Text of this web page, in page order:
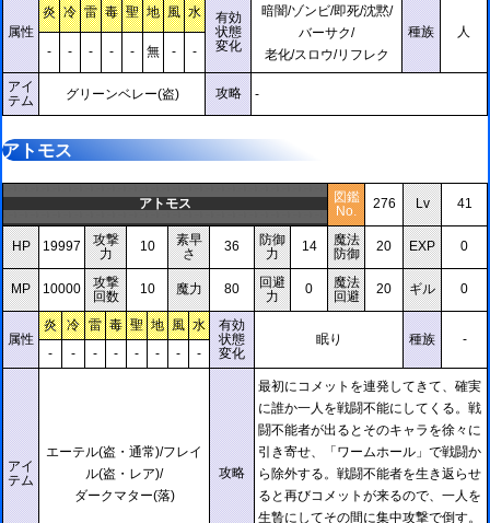
属性
炎 冷 雷 毒 聖 地 風 水
有効
状態
変化
暗闇/ゾンビ/即死/沈黙/
バーサク/
老化/スロウ/リフレク
種族
人
-
- - - - 無 - -
アイ
テム
グリーンベレー(盗) 攻略 -
アトモス
アトモス
図鑑
No.
276 Lv 41
HP 19997
攻撃
力
10
素早
さ
36
防御
力
14
魔法
防御
20 EXP 0
MP 10000
攻撃
回数
10 魔力 80
回避
力
0
魔法
回避
20 ギル 0
属性
炎 冷 雷 毒 聖 地 風 水
有効
状態
変化
眠り 種族
-
-
- - - - - - -
アイ
テム
エーテル(盗・通常)/フレイ
ル(盗・レア)/
ダークマター(落)
攻略
最初にコメットを連発してきて、確実
に誰か一人を戦闘不能にしてくる。戦
闘不能者が出るとそのキャラを徐々に
引き寄せ、「ワームホール」で戦闘か
ら除外する。戦闘不能者を生き返らせ
ると再びコメットが来るので、一人を
生贄にしてその間に集中攻撃で倒す。